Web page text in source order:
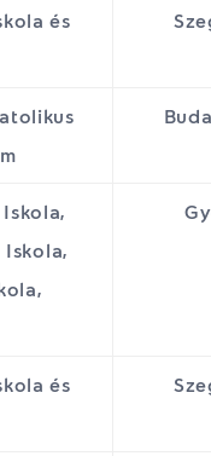
és
és